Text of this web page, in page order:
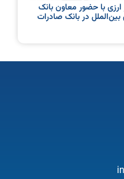
ارزی با حضور معاون بانک
در بانک صادرات